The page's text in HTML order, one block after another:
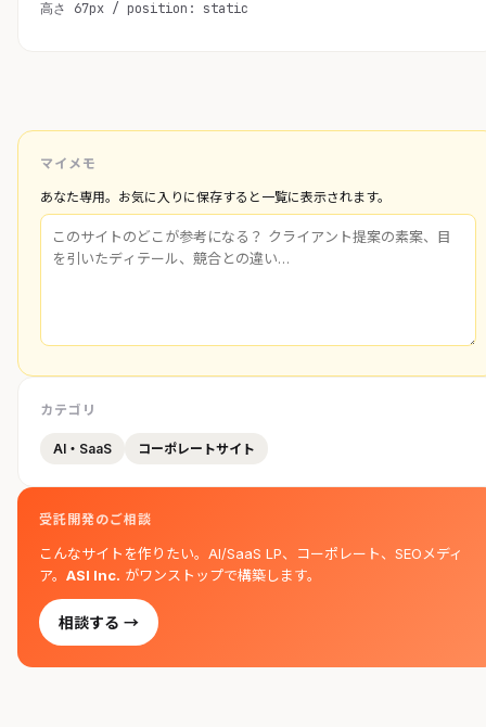
高さ 67px / position: static
マイメモ
あなた専用。お気に入りに保存すると一覧に表示されます。
カテゴリ
AI・SaaS コーポレートサイト
受託開発のご相談
こんなサイトを作りたい。AI/SaaS LP、コーポレート、SEOメディ
ア。 ASI Inc. がワンストップで構築します。
相談する →